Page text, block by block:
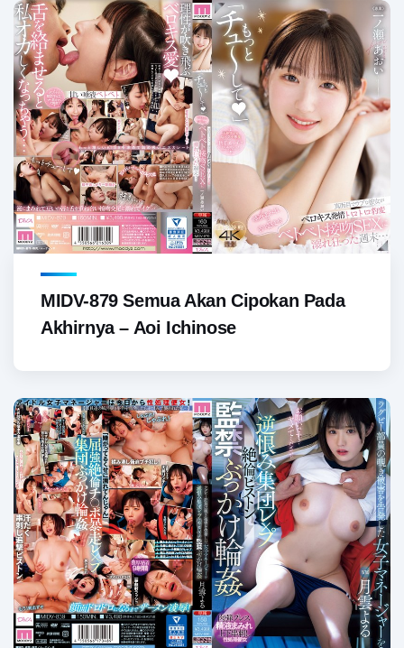
MIDV-879 Semua Akan Cipokan Pada
Akhirnya – Aoi Ichinose